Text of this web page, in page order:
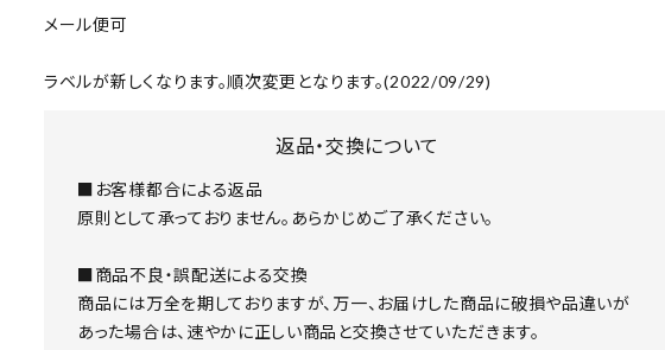
メール便可
ラベルが新しくなります。順次変更となります。(2022/09/29)
返品・交換について
■お客様都合による返品
原則として承っておりません。あらかじめご了承ください。
■商品不良・誤配送による交換
商品には万全を期しておりますが、万一、お届けした商品に破損や品違いが
あった場合は、速やかに正しい商品と交換させていただきます。